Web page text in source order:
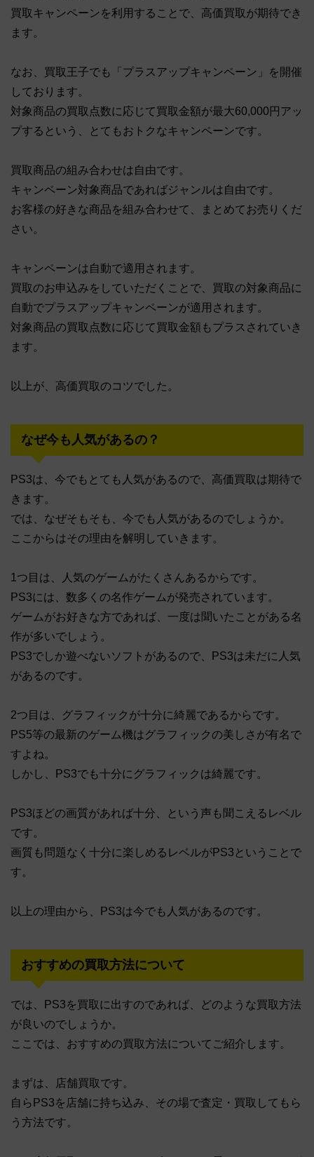
買取キャンペーンを利用することで、高価買取が期待でき
ます。
なお、買取王子でも「プラスアップキャンペーン」を開催
しております。
対象商品の買取点数に応じて買取金額が最大60,000円アッ
プするという、とてもおトクなキャンペーンです。
買取商品の組み合わせは自由です。
キャンペーン対象商品であればジャンルは自由です。
お客様の好きな商品を組み合わせて、まとめてお売りくだ
さい。
キャンペーンは自動で適用されます。
買取のお申込みをしていただくことで、買取の対象商品に
自動でプラスアップキャンペーンが適用されます。
対象商品の買取点数に応じて買取金額もプラスされていき
ます。
以上が、高価買取のコツでした。
なぜ今も人気があるの？
PS3は、今でもとても人気があるので、高価買取は期待で
きます。
では、なぜそもそも、今でも人気があるのでしょうか。
ここからはその理由を解明していきます。
1つ目は、人気のゲームがたくさんあるからです。
PS3には、数多くの名作ゲームが発売されています。
ゲームがお好きな方であれば、一度は聞いたことがある名
作が多いでしょう。
PS3でしか遊べないソフトがあるので、PS3は未だに人気
があるのです。
2つ目は、グラフィックが十分に綺麗であるからです。
PS5等の最新のゲーム機はグラフィックの美しさが有名で
すよね。
しかし、PS3でも十分にグラフィックは綺麗です。
PS3ほどの画質があれば十分、という声も聞こえるレベル
です。
画質も問題なく十分に楽しめるレベルがPS3ということで
す。
以上の理由から、PS3は今でも人気があるのです。
おすすめの買取方法について
では、PS3を買取に出すのであれば、どのような買取方法
が良いのでしょうか。
ここでは、おすすめの買取方法についてご紹介します。
まずは、店舗買取です。
自らPS3を店舗に持ち込み、その場で査定・買取してもら
う方法です。